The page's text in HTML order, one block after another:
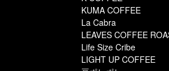
KUMA COFFEE
La Cabra
LEAVES COFFEE
Life Size Cribe
LIGHT UP COFFEE